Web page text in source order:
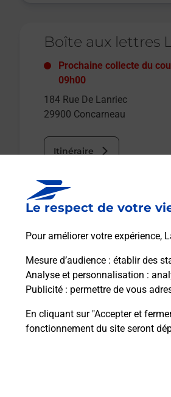
Le respect de votre
Pour améliorer votre expérience,
Mesure d’audience : établir des
Analyse et personnalisation :
Publicité : permettre de vous
En cliquant sur "Accepter et
fonctionnement du site seront
Boîte aux lettres
Prochaine collecte du
09h00
184 Rue De Lanriec
29900 Concarneau
Itinéraire
Boîte aux Lettres
Prochaine collecte du
1 Avenue De La Gare
29900 Concarneau
Itinéraire
Le lien s'ouvre dans un nouvel